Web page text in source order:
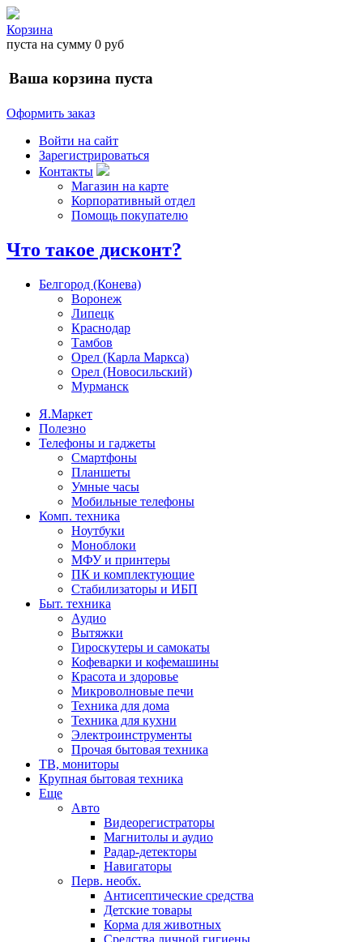
Корзина
пуста на сумму 0 руб
Ваша корзина пуста
Оформить заказ
Войти на сайт
Зарегистрироваться
Контакты
Магазин на карте
Корпоративный отдел
Помощь покупателю
Что такое дисконт?
Белгород (Конева)
Воронеж
Липецк
Краснодар
Тамбов
Орел (Карла Маркса)
Орел (Новосильский)
Мурманск
Я.Маркет
Полезно
Телефоны и гаджеты
Смартфоны
Планшеты
Умные часы
Мобильные телефоны
Комп. техника
Ноутбуки
Моноблоки
МФУ и принтеры
ПК и комплектующие
Стабилизаторы и ИБП
Быт. техника
Аудио
Вытяжки
Гироскутеры и самокаты
Кофеварки и кофемашины
Красота и здоровье
Микроволновые печи
Техника для дома
Техника для кухни
Электроинструменты
Прочая бытовая техника
ТВ, мониторы
Крупная бытовая техника
Еще
Авто
Видеорегистраторы
Магнитолы и аудио
Радар-детекторы
Навигаторы
Перв. необх.
Антисептические средства
Детские товары
Корма для животных
Средства личной гигиены